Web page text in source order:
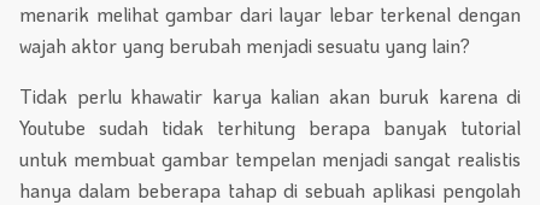
menarik melihat gambar dari layar lebar terkenal dengan
wajah aktor yang berubah menjadi sesuatu yang lain?
Tidak perlu khawatir karya kalian akan buruk karena di
Youtube sudah tidak terhitung berapa banyak tutorial
untuk membuat gambar tempelan menjadi sangat realistis
hanya dalam beberapa tahap di sebuah aplikasi pengolah